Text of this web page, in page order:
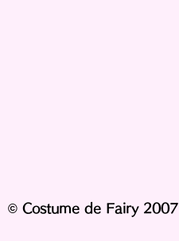
© Costume de Fairy 2007